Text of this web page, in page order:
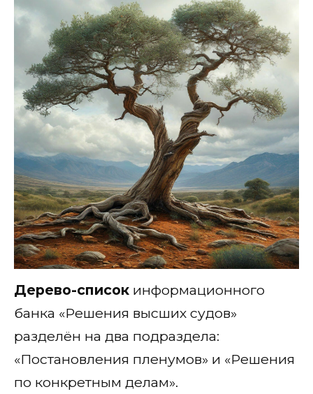
Дерево-список информационного
банка «Решения высших судов»
разделён на два подраздела:
«Постановления пленумов» и «Решения
по конкретным делам».